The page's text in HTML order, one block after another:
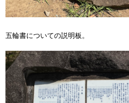
五輪書についての説明板。